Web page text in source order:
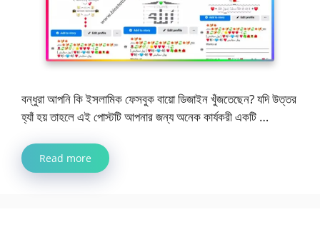
বন্ধুরা আপনি কি ইসলামিক ফেসবুক বায়ো ডিজাইন খুঁজতেছেন? যদি উত্তর
হ্যাঁ হয় তাহলে এই পোস্টটি আপনার জন্য অনেক কার্যকরী একটি …
Read more